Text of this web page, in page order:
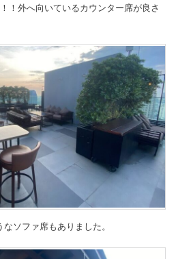
！外へ向いているカウンター席が良さ
ソファ席もありました。